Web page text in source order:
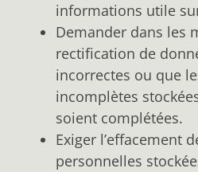
informations utile
Demander dans les
rectification de
incorrectes ou que
incomplètes
soient complétées.
Exiger l’effacement
personnelles